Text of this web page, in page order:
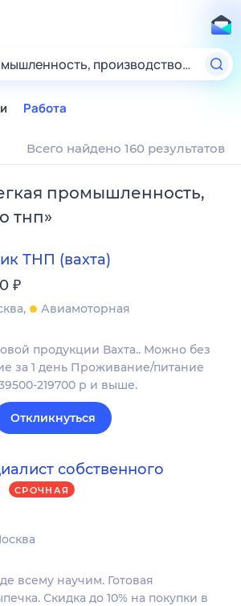
производство тнп
Работа
Всего найдено 160 результатов
промышленность,
тнп»
ТНП (вахта)
₽
Авиамоторная
продукции Вахта.. Можно без
за 1 день Проживание/питание
219700 р и выше.
Откликнуться
собственного
СРОЧНАЯ
всему научим. Готовая
Скидка до 10% на покупки в